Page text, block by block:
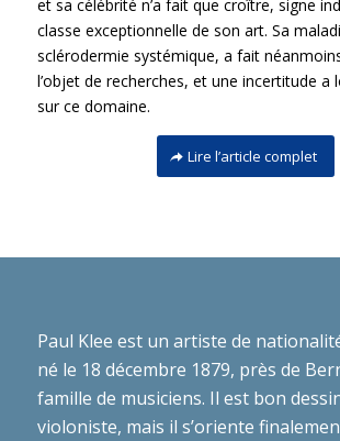
et sa célébrité n’a fait que croître, signe
classe exceptionnelle de son art. Sa
sclérodermie systémique, a fait
l’objet de recherches, et une incertitude a
sur ce domaine.
Lire l’article complet
Paul Klee est un artiste de
né le 18 décembre 1879, près de
famille de musiciens. Il est bon
violoniste, mais il s’oriente